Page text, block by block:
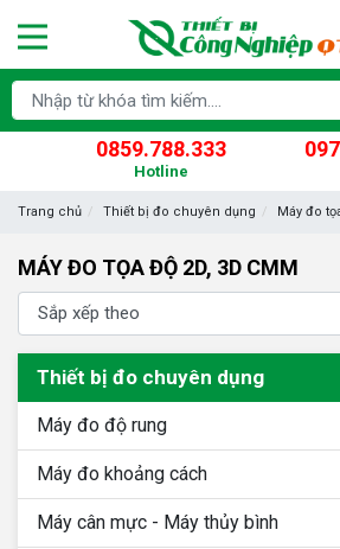
0859.788.333
Hotline
Trang chủ Thiết bị đo chuyên dụng Máy đo
MÁY ĐO TỌA ĐỘ 2D, 3D CMM
Thiết bị đo chuyên dụng
Máy đo độ rung
Máy đo khoảng cách
Máy cân mực - Máy thủy bình